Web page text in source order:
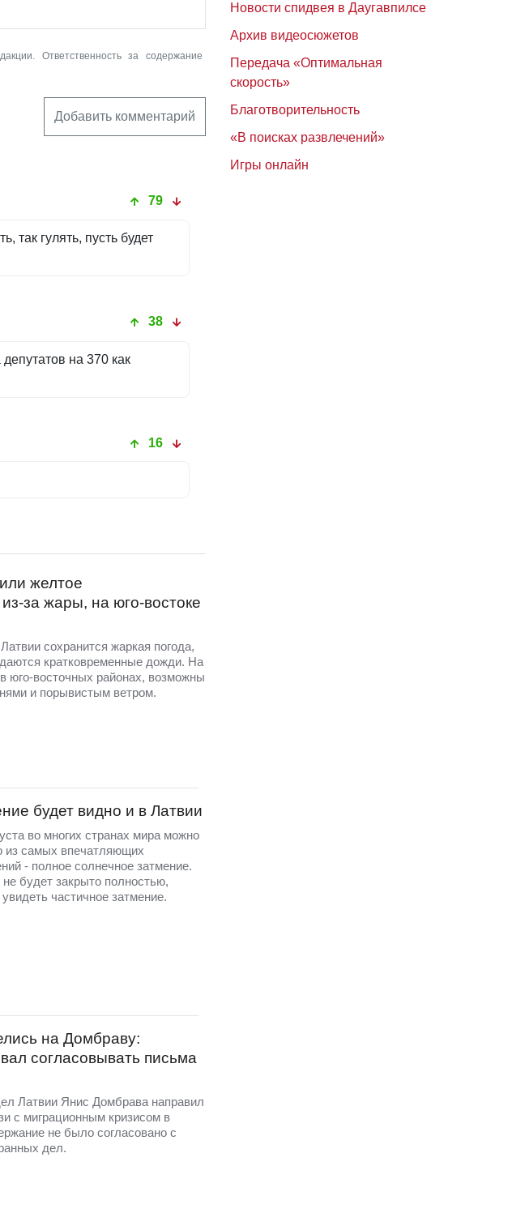
Ответственность за содержание
Добавить комментарий
79
так гулять, пусть будет
38
на 370 как
16
желтое
за жары, на юго-востоке
сохранится жаркая погода,
кратковременные дожди. На
юго-восточных районах, возможны
и порывистым ветром.
будет видно и в Латвии
во многих странах мира можно
из самых впечатляющих
- полное солнечное затмение.
будет закрыто полностью,
частичное затмение.
на Домбраву:
согласовывать письма
Латвии Янис Домбрава направил
с миграционным кризисом в
не было согласовано с
дел.
Новости спидвея в Даугавпилсе
Архив видеосюжетов
Передача «Оптимальная
скорость»
Благотворительность
«В поисках развлечений»
Игры онлайн